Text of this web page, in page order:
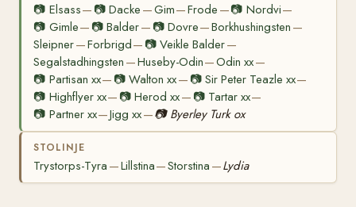
📷 Elsass— 📷Dacke —Gim—Frode —📷 Nordvi—
📷 Gimle— 📷Balder— 📷 Dovre—Borkhushingsten —
Sleipner—Forbrigd— 📷Veikle Balder—
Segalstadhingsten —Huseby-Odin—Odin xx—
📷 Partisan xx— 📷Walton xx— 📷 Sir Peter Teazle xx—
📷 Highflyer xx— 📷Herod xx— 📷 Tartar xx—
📷 Partner xx—Jigg xx—📷 Byerley Turk ox
STOLINJE
Trystorps-Tyra —Lillstina—Storstina —Lydia